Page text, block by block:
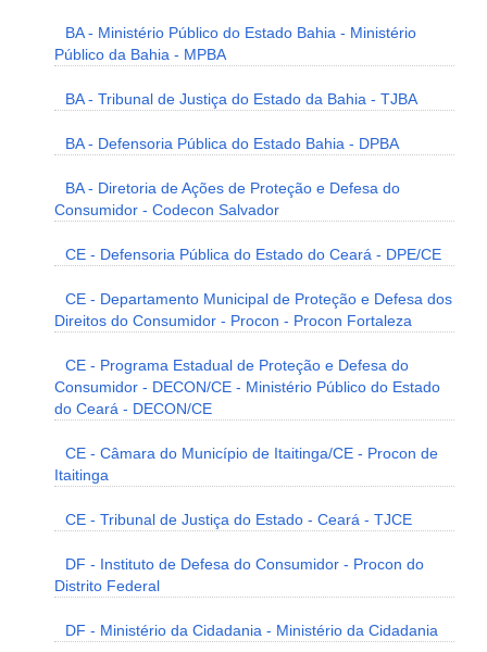
BA - Ministério Público do Estado Bahia - Ministério
Público da Bahia - MPBA
BA - Tribunal de Justiça do Estado da Bahia - TJBA
BA - Defensoria Pública do Estado Bahia - DPBA
BA - Diretoria de Ações de Proteção e Defesa do
Consumidor - Codecon Salvador
CE - Defensoria Pública do Estado do Ceará - DPE/CE
CE - Departamento Municipal de Proteção e Defesa dos
Direitos do Consumidor - Procon - Procon Fortaleza
CE - Programa Estadual de Proteção e Defesa do
Consumidor - DECON/CE - Ministério Público do Estado
do Ceará - DECON/CE
CE - Câmara do Município de Itaitinga/CE - Procon de
Itaitinga
CE - Tribunal de Justiça do Estado - Ceará - TJCE
DF - Instituto de Defesa do Consumidor - Procon do
Distrito Federal
DF - Ministério da Cidadania - Ministério da Cidadania